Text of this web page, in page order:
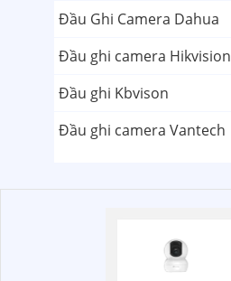
Đầu Ghi Camera Dahua
Đầu ghi camera Hikvision
Đầu ghi Kbvison
Đầu ghi camera Vantech